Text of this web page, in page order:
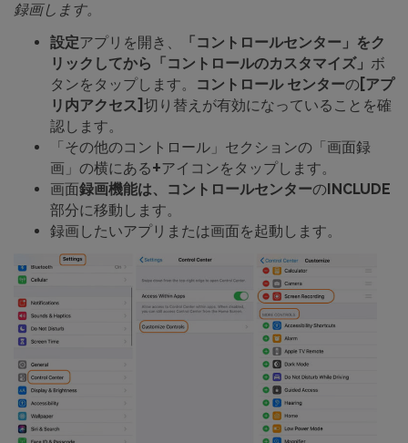
録画します。
設定アプリを開き、
「コントロールセンター」をク
リックしてから 「コントロールのカスタマイズ」 ボ
タンをタップします。
コントロール センターの[アプ
リ内アクセス] 切り替えが有効になっていることを確
認します。
「その他のコントロール」セクションの「画面録
画」の横にある+アイコンをタップします。
画面録画機能は、 コントロールセンターのINCLUDE
部分に移動します。
録画したいアプリまたは画面を起動します。